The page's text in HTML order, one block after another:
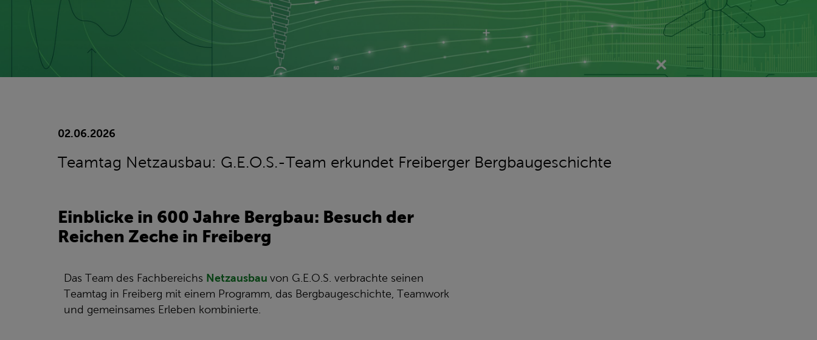
02.06.2026
Teamtag Netzausbau: G.E.O.S.-Team erkundet Freiberger Bergbaugeschichte
Einblicke in 600 Jahre Bergbau: Besuch der
Reichen Zeche in Freiberg
Das Team des Fachbereichs Netzausbau von G.E.O.S. verbrachte seinen
Teamtag in Freiberg mit einem Programm, das Bergbaugeschichte, Teamwork
und gemeinsames Erleben kombinierte.